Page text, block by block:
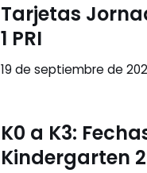
Tarjetas
1 PRI
19 de septiembre de
K0 a K3:
Kindergarten